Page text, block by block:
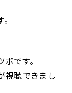
です。
視聴できまし